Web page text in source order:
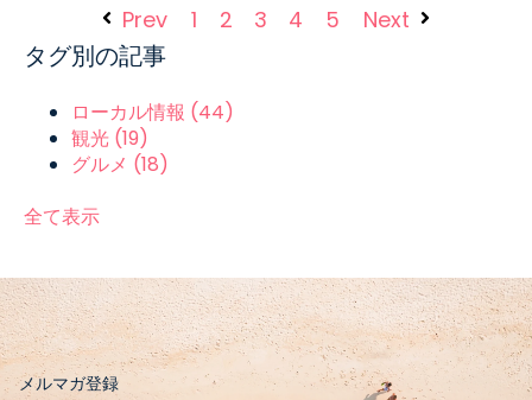
Prev 1 2 3 4 5 Next
タグ別の記事
ローカル情報 (44)
観光 (19)
グルメ (18)
全て表示
メルマガ登録